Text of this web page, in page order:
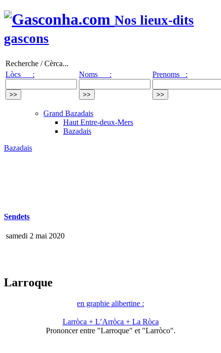
Nos lieux-dits
gascons
Recherche / Cèrca...
Lòcs :
Noms : Prenoms :
Grand Bazadais
Haut Entre-deux-Mers
Bazadais
Bazadais
Sendets
samedi 2 mai 2020
Larroque
en graphie alibertine :
Larròca + L’Arròca + La Ròca
Prononcer entre "Larroque" et "Larròco".